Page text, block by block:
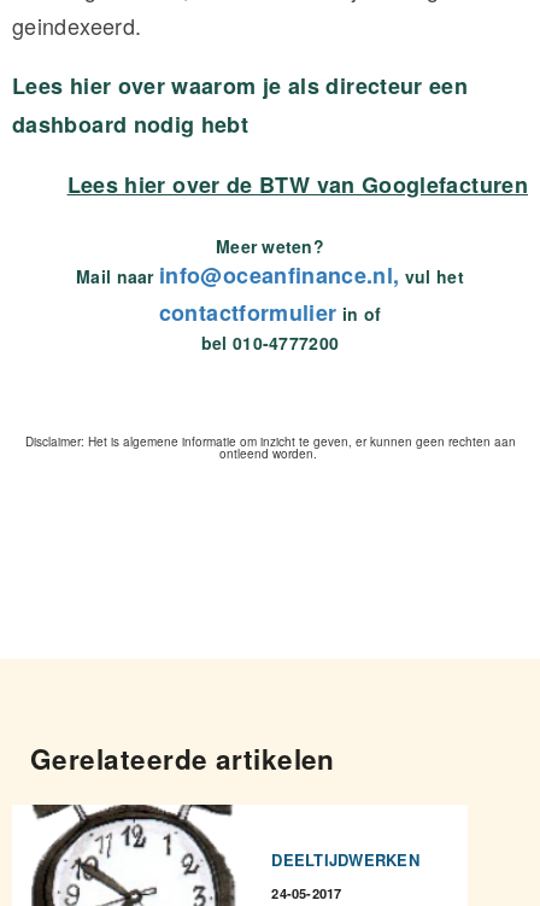
geindexeerd.
Lees hier over waarom je als directeur een
dashboard nodig hebt
Lees hier over de BTW van Googlefacturen
Meer weten?
Mail naar info@oceanfinance.nl, vul het
contactformulier in of
bel 010-4777200
Disclaimer: Het is algemene informatie om inzicht te geven, er kunnen geen rechten aan
ontleend worden.
Gerelateerde artikelen
DEELTIJDWERKEN
24-05-2017